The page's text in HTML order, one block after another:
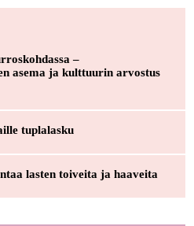
–
asema ja kulttuurin arvostus
tuplalasku
lasten toiveita ja haaveita